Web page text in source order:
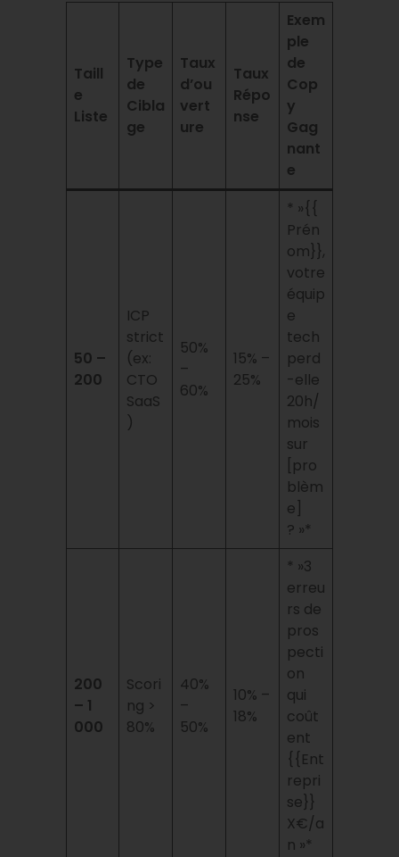
Taill
e
Liste
Type
de
Cibla
ge
Taux
d’ou
vert
ure
Taux
Répo
nse
Exem
ple
de
Cop
y
Gag
nant
e
50 –
200
ICP
strict
(ex:
CTO
SaaS
)
50%
–
60%
15% –
25%
* »{{
Prén
om}},
votre
équip
e
tech
perd
-elle
20h/
mois
sur
[pro
blèm
e]
? »*
200
– 1
000
Scori
ng >
80%
40%
–
50%
10% –
18%
* »3
erreu
rs de
pros
pecti
on
qui
coût
ent
{{Ent
repri
se}}
X€/a
n »*